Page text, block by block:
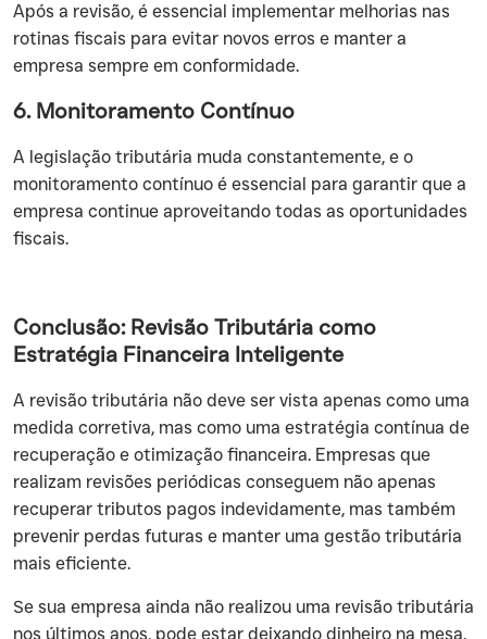
Após a revisão, é essencial implementar melhorias nas
rotinas fiscais para evitar novos erros e manter a
empresa sempre em conformidade.
6. Monitoramento Contínuo
A legislação tributária muda constantemente, e o
monitoramento contínuo é essencial para garantir que a
empresa continue aproveitando todas as oportunidades
fiscais.
Conclusão: Revisão Tributária como
Estratégia Financeira Inteligente
A revisão tributária não deve ser vista apenas como uma
medida corretiva, mas como uma estratégia contínua de
recuperação e otimização financeira. Empresas que
realizam revisões periódicas conseguem não apenas
recuperar tributos pagos indevidamente, mas também
prevenir perdas futuras e manter uma gestão tributária
mais eficiente.
Se sua empresa ainda não realizou uma revisão tributária
nos últimos anos, pode estar deixando dinheiro na mesa.